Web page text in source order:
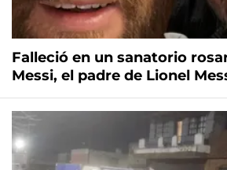
Falleció en un sanatorio
Messi, el padre de Lionel